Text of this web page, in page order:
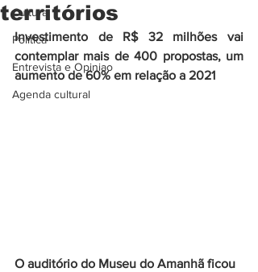
Cultura
Politica
Entrevista e Opiniao
Agenda cultural
territórios
Investimento de R$ 32 milhões vai
contemplar mais de 400 propostas, um
aumento de 60% em relação a 2021
O auditório do Museu do Amanhã ficou